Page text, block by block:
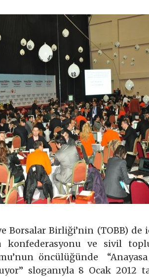
Borsalar Birliği’nin (TOBB)
konfederasyonu ve sivil
öncülüğünde
sloganıyla 8 Ocak 2012